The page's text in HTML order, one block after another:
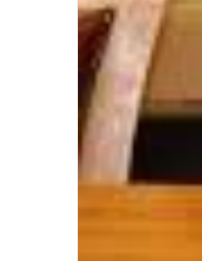
النجفية
١١٢ عاما على صدور أول
تحية لكل